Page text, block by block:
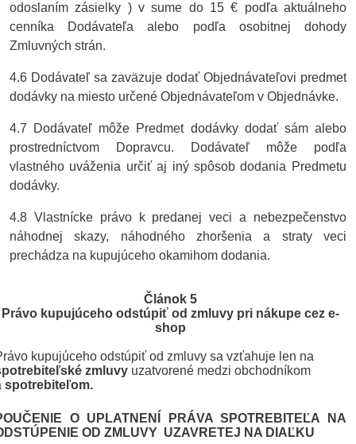
odoslaním zásielky ) v sume do 15 € podľa aktuálneho
cenníka Dodávateľa alebo podľa osobitnej dohody
Zmluvných strán.
4.6 Dodávateľ sa zaväzuje dodať Objednávateľovi predmet
dodávky na miesto určené Objednávateľom v Objednávke.
4.7 Dodávateľ môže Predmet dodávky dodať sám alebo
prostredníctvom Dopravcu. Dodávateľ môže podľa
vlastného uváženia určiť aj iný spôsob dodania Predmetu
dodávky.
4.8 Vlastnícke právo k predanej veci a nebezpečenstvo
náhodnej skazy, náhodného zhoršenia a straty veci
prechádza na kupujúceho okamihom dodania.
Článok 5
Právo kupujúceho odstúpiť od zmluvy pri nákupe cez e-
shop
kupujúceho odstúpiť od zmluvy sa vzťahuje len na
zmluvy uzatvorené medzi obchodníkom
spotrebiteľom.
O UPLATNENÍ PRÁVA SPOTREBITEĽA NA
OD ZMLUVY UZAVRETEJ NA DIAĽKU